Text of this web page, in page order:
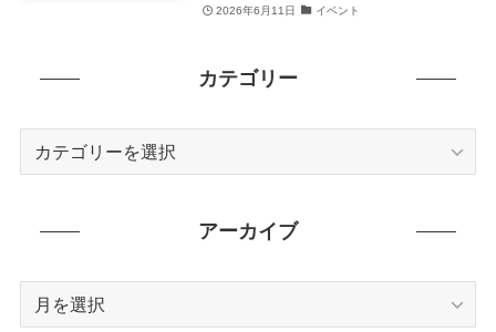
2026年6月11日 イベント
カテゴリー
アーカイブ